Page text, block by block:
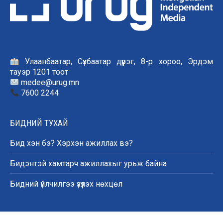
Улаанбаатар, Сүхбаатар дүүрэг, 8-р хороо, Эрдэм
тауэр 1201 тоот
medee@urug.mn
7600 2244
БИДНИЙ ТУХАЙ
Бид хэн бэ? Хэрхэн ажиллах вэ?
Бидэнтэй хамтарч ажиллахыг урьж байна
Бидний үйлчилгээ үзүүлэх нөхцөл